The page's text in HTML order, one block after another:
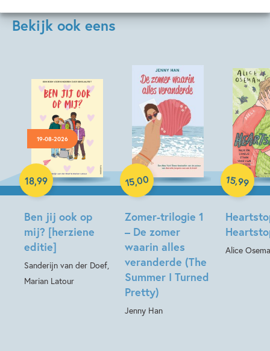
Bekijk ook eens
19-08-2026
Ben jij ook op
mij? [herziene
editie]
Sanderijn van der Doef,
Marian Latour
18,99
Hardcover
Zomer-trilogie 1
– De zomer
waarin alles
veranderde (The
Summer I Turned
Pretty)
Jenny Han
15,00
Paperback
Alice
15,99
Paperback